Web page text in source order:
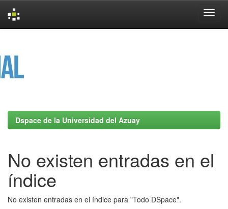
Dspace de la Universidad del Azuay
No existen entradas en el
índice
No existen entradas en el índice para "Todo DSpace".